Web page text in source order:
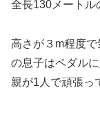
全長130メートル
高さが３m程度
の息子はペダル
親が1人で頑張っ